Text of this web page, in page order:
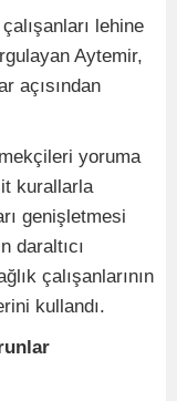
lehine
Aytemir,
açısından
yoruma
kurallarla
genişletmesi
daraltıcı
çalışanlarının
kullandı.